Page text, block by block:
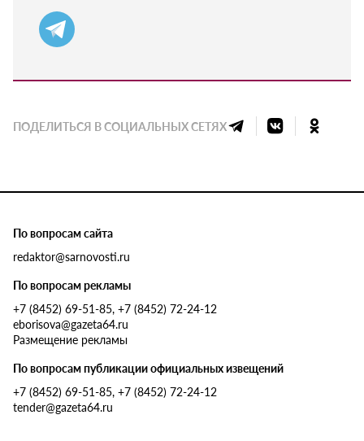
ПОДЕЛИТЬСЯ В СОЦИАЛЬНЫХ СЕТЯХ
По вопросам сайта
redaktor@sarnovosti.ru
По вопросам рекламы
+7 (8452) 69-51-85, +7 (8452) 72-24-12
eborisova@gazeta64.ru
Размещение рекламы
По вопросам публикации официальных извещений
+7 (8452) 69-51-85, +7 (8452) 72-24-12
tender@gazeta64.ru